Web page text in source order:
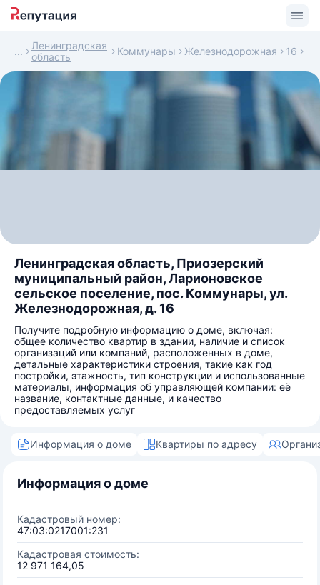
Ленинградская
область
Коммунары Железнодорожная 16
Ленинградская область, Приозерский
муниципальный район, Ларионовское
сельское поселение, пос. Коммунары, ул.
Железнодорожная, д. 16
Получите подробную информацию о доме, включая:
общее количество квартир в здании, наличие и список
организаций или компаний, расположенных в доме,
детальные характеристики строения, такие как год
постройки, этажность, тип конструкции и использованные
материалы, информация об управляющей компании: её
название, контактные данные, и качество
предоставляемых услуг
Информация о доме Квартиры по адресу
Информация о доме
Кадастровый номер:
47:03:0217001:231
Кадастровая стоимость:
12 971 164,05